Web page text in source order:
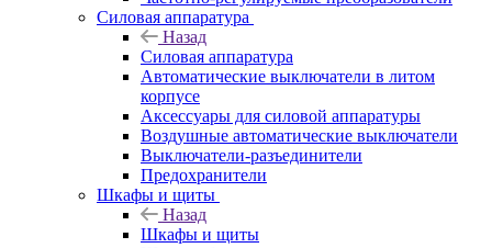
Силовая аппаратура
Назад
Силовая аппаратура
Автоматические выключатели в литом
корпусе
Аксессуары для силовой аппаратуры
Воздушные автоматические выключатели
Выключатели-разъединители
Предохранители
Шкафы и щиты
Назад
Шкафы и щиты